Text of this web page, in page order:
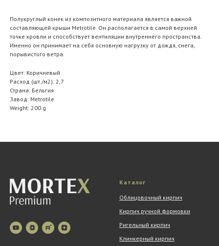
Полукруглый конек из композитного материала является важной
составляющей крыши Metrotile. Он располагается в самой верхней
точке кровли и способствует вентиляции внутреннего пространства.
Именно он принимает на себя основную нагрузку от дождя, снега,
порывистого ветра.
Цвет: Коричневый
Расход (шт./м2): 2,7
Страна: Бельгия
Завод: Metrotile
Weight: 200 g
Каталог
Облицовочный кирпич
Кирпич ручной формовки
Ригельный кирпич
Клинкерный кирпич